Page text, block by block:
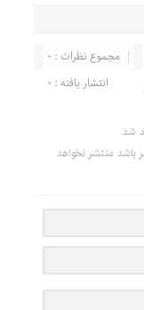
مجموع نظرات : 0
انتشار یافته : 0
شد.
باشد منتشر نخواهد